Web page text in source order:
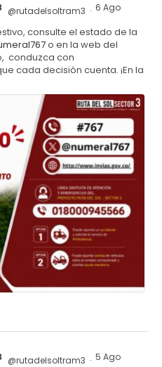
@rutadelsoltram3 · 6 Ago
consulte el estado de la
o en la web del
conduzca con
cada decisión cuenta. ¡En la
@rutadelsoltram3 · 5 Ago